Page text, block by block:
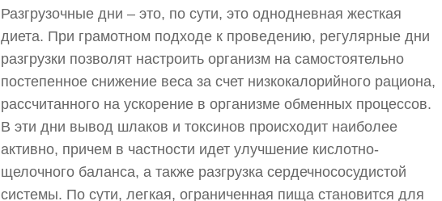
Разгрузочные дни – это, по сути, это однодневная жесткая
диета. При грамотном подходе к проведению, регулярные дни
разгрузки позволят настроить организм на самостоятельно
постепенное снижение веса за счет низкокалорийного рациона,
рассчитанного на ускорение в организме обменных процессов.
В эти дни вывод шлаков и токсинов происходит наиболее
активно, причем в частности идет улучшение кислотно-
щелочного баланса, а также разгрузка сердечнососудистой
системы. По сути, легкая, ограниченная пища становится для